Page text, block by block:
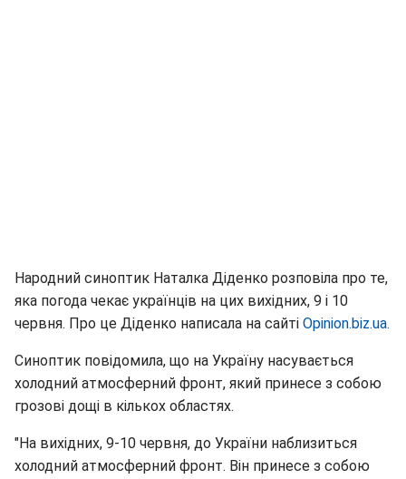
Народний синоптик Наталка Діденко розповіла про те,
яка погода чекає українців на цих вихідних, 9 і 10
червня. Про це Діденко написала на сайті Оpinion.biz.ua.
Синоптик повідомила, що на Україну насувається
холодний атмосферний фронт, який принесе з собою
грозові дощі в кількох областях.
"На вихідних, 9-10 червня, до України наблизиться
холодний атмосферний фронт. Він принесе з собою